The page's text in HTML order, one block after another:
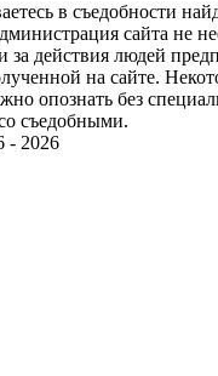
в съедобности
сайта не
за действия людей
на сайте.
опознать без
съедобными.
- 2026